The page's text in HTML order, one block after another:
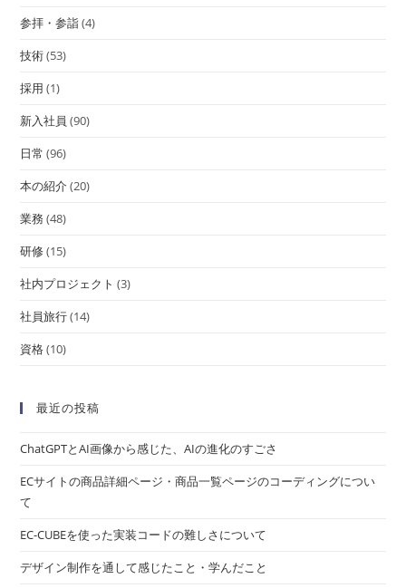
参拝・参詣(4)
技術(53)
採用 (1)
新入社員 (90)
日常 (96)
本の紹介(20)
業務(48)
研修(15)
社内プロジェクト (3)
社員旅行(14)
資格(10)
最近の投稿
ChatGPTとAI画像から感じた、AIの進化のすごさ
ECサイトの商品詳細ページ・商品一覧ページのコーディングについ
て
EC-CUBEを使った実装コードの難しさについて
デザイン制作を通して感じたこと・学んだこと